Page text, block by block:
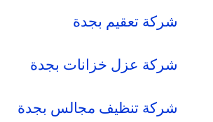
شركة تعقيم بجدة
شركة عزل خزانات بجدة
شركة تنظيف مجالس بجدة